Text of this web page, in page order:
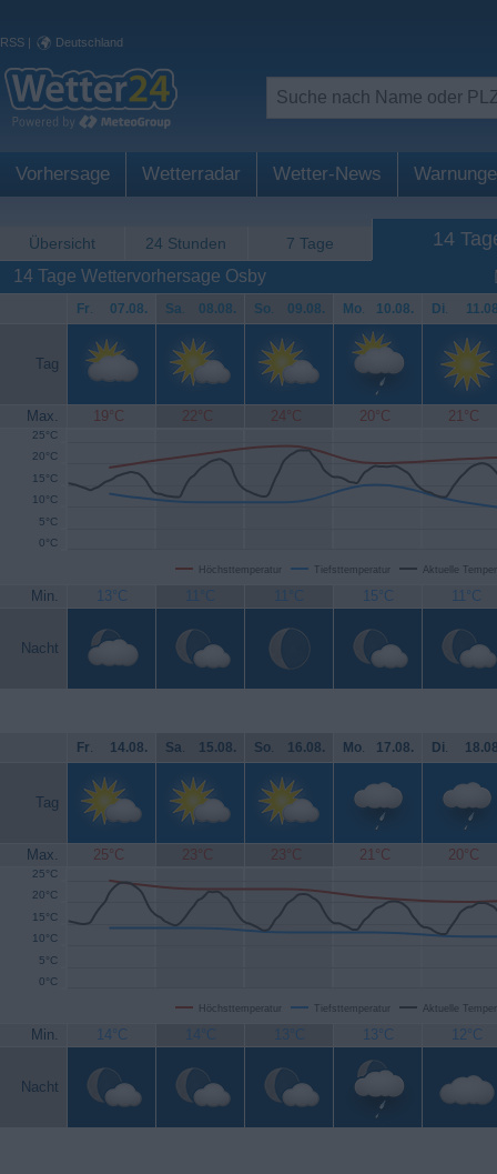
RSS | Deutschland
Vorhersage Wetterradar Wetter-News
Übersicht 24 Stunden 7 Tage 14
14 Tage Wettervorhersage Osby
Fr. 07.08. Sa. 08.08. So. 09.08. Mo. 10.08. Di.
Tag
Max. 19°C 22°C 24°C 20°C 21°C
Höchsttemperatur Tiefsttemperatur Aktuelle
0°C
5°C
10°C
15°C
20°C
25°C
Min. 13°C 11°C 11°C 15°C 11°C
Nacht
Fr. 14.08. Sa. 15.08. So. 16.08. Mo. 17.08. Di.
Tag
Max. 25°C 23°C 23°C 21°C 20°C
Höchsttemperatur Tiefsttemperatur Aktuelle
0°C
5°C
10°C
15°C
20°C
25°C
Min. 14°C 14°C 13°C 13°C 12°C
Nacht